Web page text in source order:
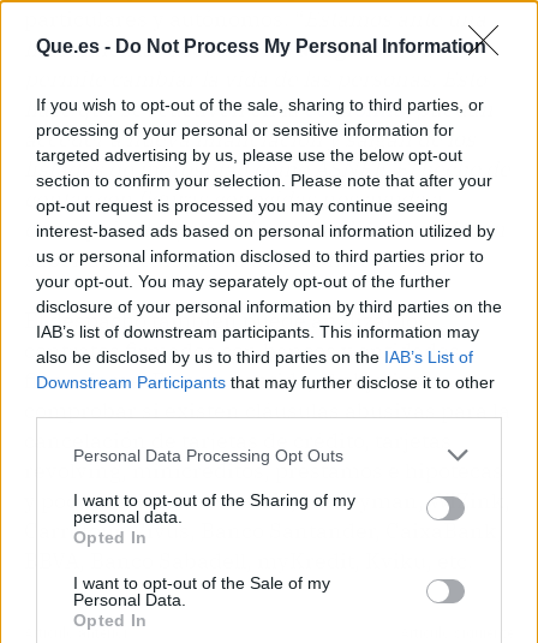
Que.es - Do Not Process My Personal Information
If you wish to opt-out of the sale, sharing to third parties, or
processing of your personal or sensitive information for
targeted advertising by us, please use the below opt-out
section to confirm your selection. Please note that after your
opt-out request is processed you may continue seeing
interest-based ads based on personal information utilized by
us or personal information disclosed to third parties prior to
your opt-out. You may separately opt-out of the further
disclosure of your personal information by third parties on the
IAB’s list of downstream participants. This information may
also be disclosed by us to third parties on the IAB’s List of
Downstream Participants that may further disclose it to other
Personal Data Processing Opt Outs
I want to opt-out of the Sharing of my
personal data.
Opted In
I want to opt-out of the Sale of my
Personal Data.
Opted In
Estamos ante una
herramienta-declaran los abogados-que
hace que se reactiven en laeconomía , puedan
acceder a nueva financiación y salgan de los
listados de morosidad como ASNEF. El hecho de
contar con figuras conocidas nos ayuda a
conseguir el objetivo de que nadie se quede sin
saber de la existencia de este mecanismo”.
El despacho también puede analizar los
contratos firmados con bancos y entidades
financieras. En este sentido, el objetivo es
comprobar si existen cláusulas abusivas para la
revolving, minicréditos, préstamos e hipotecas
y poder reclamar a Cofidis, Moneyman, WiZink,
Carrefour, Vivus, Banco Santander, CaixaBank,
Artículo anterior